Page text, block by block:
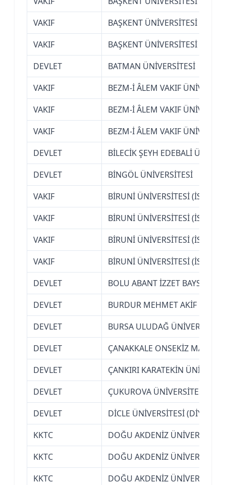
VAKIF
BAŞKENT ÜNİVERSİTESİ
VAKIF
BAŞKENT ÜNİVERSİTESİ
DEVLET
BATMAN ÜNİVERSİTESİ
VAKIF
BEZM-İ ÂLEM VAKIF
VAKIF
BEZM-İ ÂLEM VAKIF
VAKIF
BEZM-İ ÂLEM VAKIF
DEVLET
BİLECİK ŞEYH EDEBALİ
DEVLET
BİNGÖL ÜNİVERSİTESİ
VAKIF
BİRUNİ ÜNİVERSİTESİ
VAKIF
BİRUNİ ÜNİVERSİTESİ
VAKIF
BİRUNİ ÜNİVERSİTESİ
VAKIF
BİRUNİ ÜNİVERSİTESİ
DEVLET
BOLU ABANT İZZET BAYSAL
DEVLET
BURDUR MEHMET AKİF
DEVLET
BURSA ULUDAĞ ÜNİVERSİTESİ
DEVLET
ÇANAKKALE ONSEKİZ MART
DEVLET
ÇANKIRI KARATEKİN
DEVLET
ÇUKUROVA ÜNİVERSİTESİ
DEVLET
DİCLE ÜNİVERSİTESİ
KKTC
DOĞU AKDENİZ
KKTC
DOĞU AKDENİZ
KKTC
DOĞU AKDENİZ